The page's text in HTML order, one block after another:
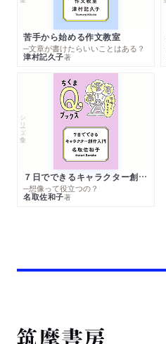
苦手から始める作文教室
─文章が書けたらいいことはある？
津村記久子著
シリーズ・全集
７日でできるキャラクター創作入門
─想像って役立つの？
名取佐和子著